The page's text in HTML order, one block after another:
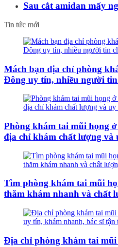
Sau cắt amidan mấy
Tin tức mới
Mách bạn địa chỉ phòng
Đông uy tín, nhiều người
Phòng khám tai mũi họng
địa chỉ khám chất lượng và
Tìm phòng khám tai mũi
thăm khám nhanh và chất
Địa chỉ phòng khám tai